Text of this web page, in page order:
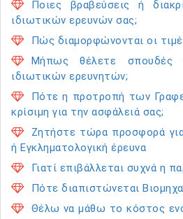
Ποιες βραβεύσεις ή
ιδιωτικών ερευνών σας;
Πώς διαμορφώνονται οι
Μήπως θέλετε σπουδές
ιδιωτικών ερευνητών;
Πότε η προτροπή των
κρίσιμη για την ασφάλειά σας;
Ζητήστε τώρα προσφορά για
ή Εγκληματολογική έρευνα
Γιατί επιβάλλεται συχνά η
Πότε διαπιστώνεται
Θέλω να μάθω το κόστος